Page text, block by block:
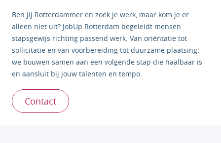
Ben jij Rotterdammer en zoek je werk, maar kom je er
alleen niet uit? JobUp Rotterdam begeleidt mensen
stapsgewijs richting passend werk. Van oriëntatie tot
sollicitatie en van voorbereiding tot duurzame plaatsing:
we bouwen samen aan een volgende stap die haalbaar is
en aansluit bij jouw talenten en tempo.
Contact